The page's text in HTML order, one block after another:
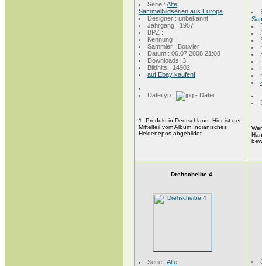
Serie : Alte
Sammelbildserien aus Europa
Designer : unbekannt
Jahrgang : 1957
BPZ :
Kennung :
Sammler : Bouvier
Datum : 06.07.2008 21:08
Downloads: 3
Bildhits : 14902
auf Ebay kaufen!
Dateityp :
1. Produkt in Deutschland. Hier ist der
Mittelteil vom Album Indianisches
Heldenepos abgebildet
Drehscheibe 4
Serie : Alte